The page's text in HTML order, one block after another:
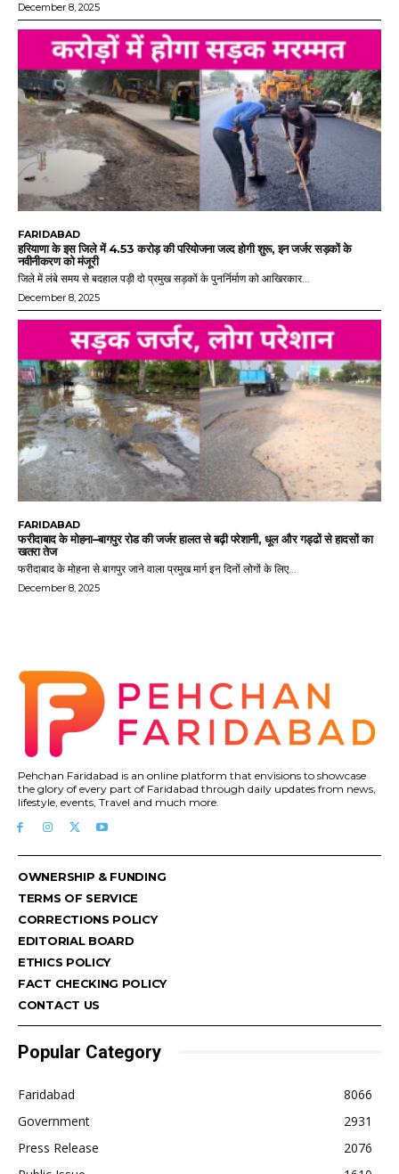
December 8, 2025
FARIDABAD
हरियाणा के इस जिले में 4.53 करोड़ की परियोजना जल्द होगी शुरू, इन जर्जर सड़कों के
नवीनीकरण को मंजूरी
जिले में लंबे समय से बदहाल पड़ी दो प्रमुख सड़कों के पुनर्निर्माण को आखिरकार...
December 8, 2025
FARIDABAD
फरीदाबाद के मोहना–बागपुर रोड की जर्जर हालत से बढ़ी परेशानी, धूल और गड्ढों से हादसों का
खतरा तेज
फरीदाबाद के मोहना से बागपुर जाने वाला प्रमुख मार्ग इन दिनों लोगों के लिए...
December 8, 2025
Pehchan Faridabad is an online platform that envisions to showcase
the glory of every part of Faridabad through daily updates from news,
lifestyle, events, Travel and much more.
OWNERSHIP & FUNDING
TERMS OF SERVICE
CORRECTIONS POLICY
EDITORIAL BOARD
ETHICS POLICY
FACT CHECKING POLICY
CONTACT US
Popular Category
Faridabad
8066
Government
2931
Press Release
2076